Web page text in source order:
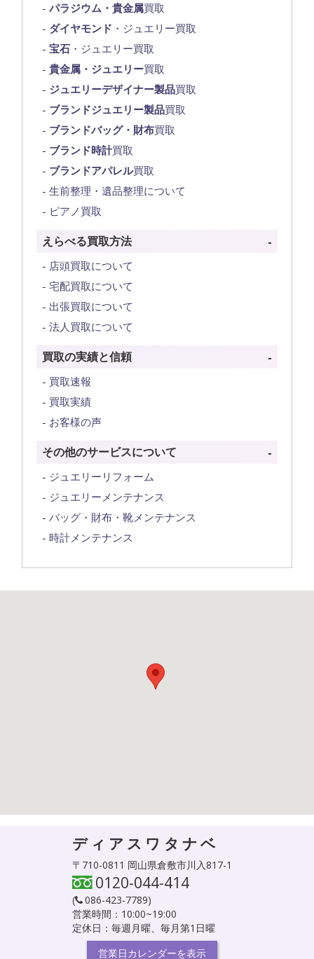
パラジウム・貴金属買取
ダイヤモンド ・ジュエリー買取
宝石 ・ジュエリー買取
貴金属・ジュエリー買取
ジュエリーデザイナー製品買取
ブランドジュエリー製品買取
ブランドバッグ・財布買取
ブランド時計買取
ブランドアパレル買取
生前整理・遺品整理について
ピアノ買取
えらべる買取方法
店頭買取について
宅配買取について
出張買取について
法人買取について
買取の実績と信頼
買取速報
買取実績
お客様の声
その他のサービスについて
ジュエリーリフォーム
ジュエリーメンテナンス
バッグ・財布・靴メンテナンス
時計メンテナンス
ディアスワタナベ
〒710-0811 岡山県倉敷市川入817-1
0120-044-414
( 086-423-7789)
営業時間：10:00~19:00
定休日：毎週月曜、毎月第1日曜
営業日カレンダーを表示